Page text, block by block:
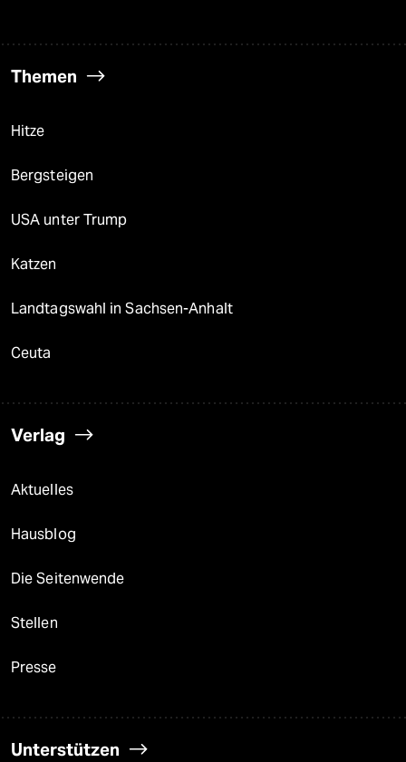
Themen
Hitze
Bergsteigen
USA unter Trump
Katzen
Landtagswahl in Sachsen-Anhalt
Ceuta
Verlag
Aktuelles
Hausblog
Die Seitenwende
Stellen
Presse
Unterstützen